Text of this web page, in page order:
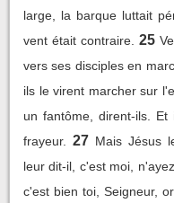
large, la barque luttait
vent était contraire. 25
vers ses disciples en
ils le virent marcher sur
un fantôme, dirent-ils.
frayeur.
27 Mais Jésus
leur dit-il, c'est moi,
c'est bien toi, Seigneur,